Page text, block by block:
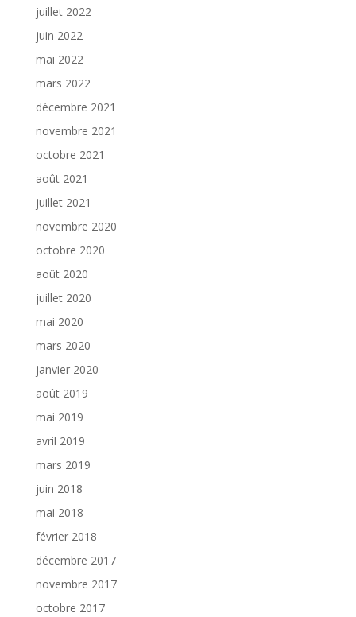
juillet 2022
juin 2022
mai 2022
mars 2022
décembre 2021
novembre 2021
octobre 2021
août 2021
juillet 2021
novembre 2020
octobre 2020
août 2020
juillet 2020
mai 2020
mars 2020
janvier 2020
août 2019
mai 2019
avril 2019
mars 2019
juin 2018
mai 2018
février 2018
décembre 2017
novembre 2017
octobre 2017